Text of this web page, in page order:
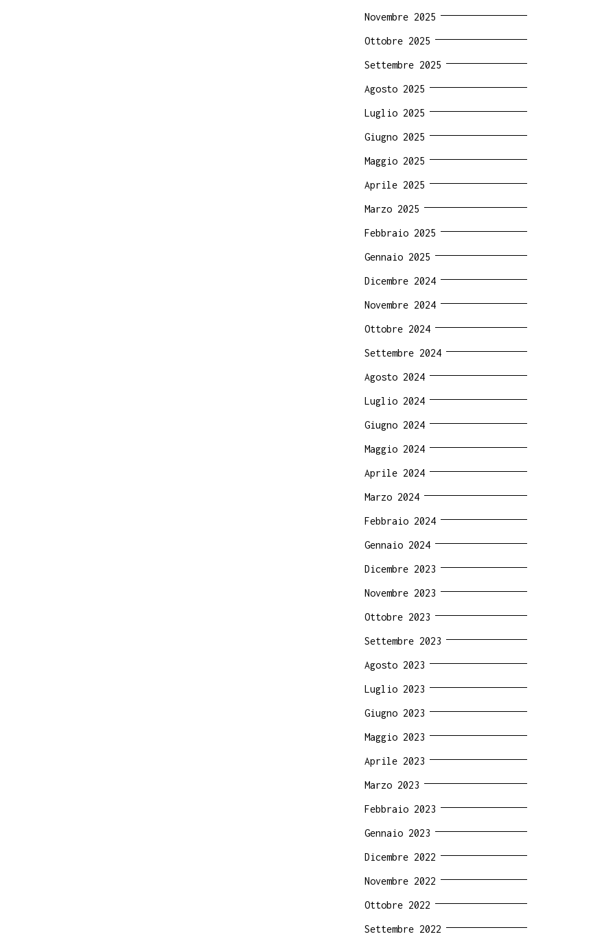
Novembre 2025
Ottobre 2025
Settembre 2025
Agosto 2025
Luglio 2025
Giugno 2025
Maggio 2025
Aprile 2025
Marzo 2025
Febbraio 2025
Gennaio 2025
Dicembre 2024
Novembre 2024
Ottobre 2024
Settembre 2024
Agosto 2024
Luglio 2024
Giugno 2024
Maggio 2024
Aprile 2024
Marzo 2024
Febbraio 2024
Gennaio 2024
Dicembre 2023
Novembre 2023
Ottobre 2023
Settembre 2023
Agosto 2023
Luglio 2023
Giugno 2023
Maggio 2023
Aprile 2023
Marzo 2023
Febbraio 2023
Gennaio 2023
Dicembre 2022
Novembre 2022
Ottobre 2022
Settembre 2022